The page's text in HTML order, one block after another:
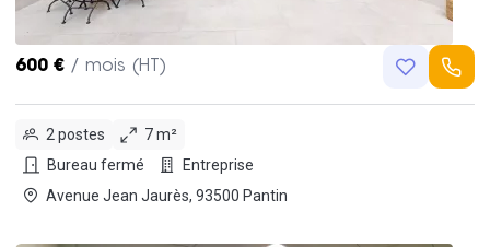
600 € / mois (HT)
2 postes
7 m²
Bureau fermé
Entreprise
Avenue Jean Jaurès, 93500 Pantin